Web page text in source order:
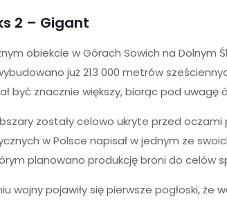
2 – Gigant
obiekcie w Górach Sowich na Dolnym
już 213 000 metrów
być znacznie większy, biorąc pod
zostały celowo ukryte przed oczami
w Polsce napisał w jednym ze
planowano produkcję broni do celów
wojny pojawiły się pierwsze pogłoski,